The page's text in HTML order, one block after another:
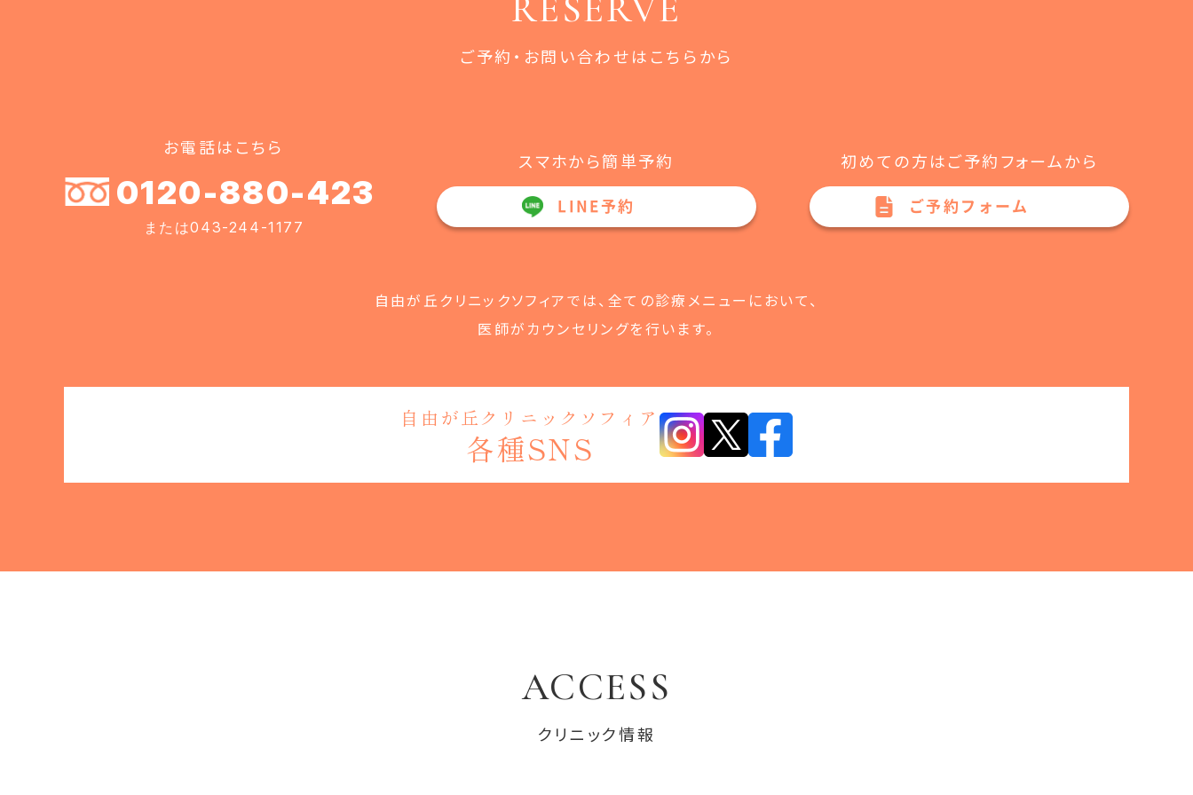
ご予約・お問い合わせはこちらから
お電話はこちら
0120-880-423
または043-244-1177
スマホから簡単予約
LINE予約
初めての方はご予約フォームから
ご予約フォーム
自由が丘クリニックソフィアでは、全ての診療メニューにおいて、
医師がカウンセリングを行います。
自由が丘クリニックソフィア
各種SNS
ACCESS
クリニック情報